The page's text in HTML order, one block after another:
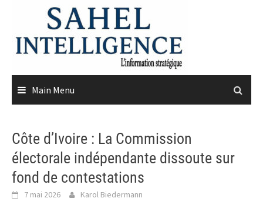
content
Main Menu
Côte d’Ivoire : La Commission
électorale indépendante dissoute sur
fond de contestations
7 mai 2026 Karol Biedermann